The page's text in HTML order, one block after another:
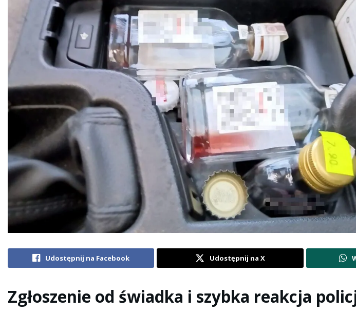
Udostępnij na Facebook Udostępnij na X
Zgłoszenie od świadka i szybka reakcja